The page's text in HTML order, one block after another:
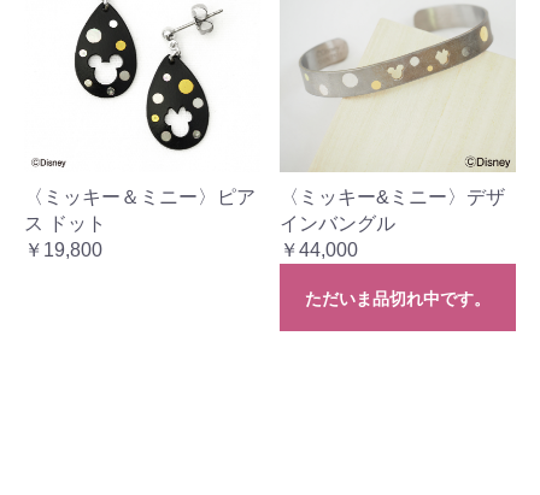
〈ミッキー＆ミニー〉ピア
ス ドット
￥19,800
〈ミッキー&ミニー〉デザ
インバングル
￥44,000
ただいま品切れ中です。